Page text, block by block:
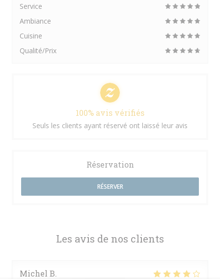
Les avis de nos clients
Michel B
Service
Ambiance
Cuisine
Qualité/Prix
100% avis vérifiés
Seuls les clients ayant réservé ont laissé leur avis
Réservation
RÉSERVER